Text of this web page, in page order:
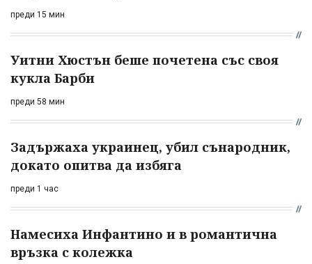
преди 15 мин
Уитни Хюстън беше почетена със своя
кукла Барби
преди 58 мин
Задържаха украинец, убил сънародник,
докато опитва да избяга
преди 1 час
Намесиха Инфантино и в романтична
връзка с колежка